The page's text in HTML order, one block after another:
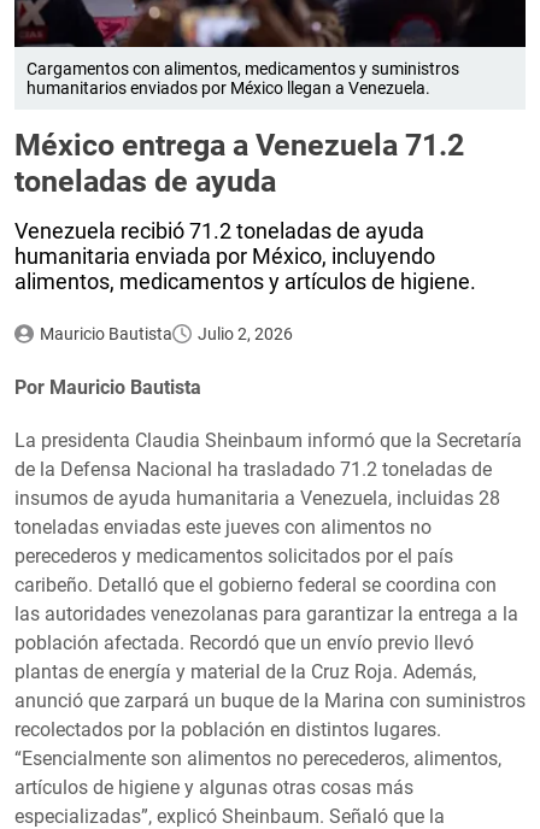
Cargamentos con alimentos, medicamentos y suministros
humanitarios enviados por México llegan a Venezuela.
México entrega a Venezuela 71.2
toneladas de ayuda
Venezuela recibió 71.2 toneladas de ayuda
humanitaria enviada por México, incluyendo
alimentos, medicamentos y artículos de higiene.
Mauricio Bautista Julio 2, 2026
Por Mauricio Bautista
La presidenta Claudia Sheinbaum informó que la Secretaría
de la Defensa Nacional ha trasladado 71.2 toneladas de
insumos de ayuda humanitaria a Venezuela, incluidas 28
toneladas enviadas este jueves con alimentos no
perecederos y medicamentos solicitados por el país
caribeño. Detalló que el gobierno federal se coordina con
las autoridades venezolanas para garantizar la entrega a la
población afectada. Recordó que un envío previo llevó
plantas de energía y material de la Cruz Roja. Además,
anunció que zarpará un buque de la Marina con suministros
recolectados por la población en distintos lugares.
“Esencialmente son alimentos no perecederos, alimentos,
artículos de higiene y algunas otras cosas más
especializadas”, explicó Sheinbaum. Señaló que la